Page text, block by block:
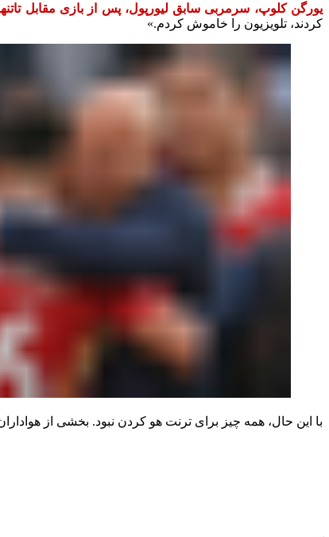
یورگن کلوپ، سرمربی سابق لیورپول، پس از بازی مقابل تاتنهام که پایان‌بخش فصل ۲۰۲۴/۲۵ لیگ برتر برای تیمی بود
کردند، تلویزیون را خاموش کردم.»
با این حال، همه چیز برای ترنت هو کردن نبود. بخشی از